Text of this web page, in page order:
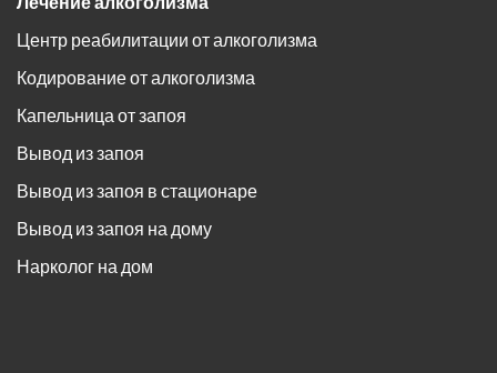
Центр реабилитации от алкоголизма
Кодирование от алкоголизма
Капельница от запоя
Вывод из запоя
Вывод из запоя в стационаре
Вывод из запоя на дому
Нарколог на дом